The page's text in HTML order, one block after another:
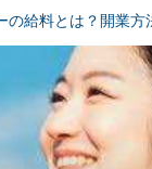
の給料とは？開業